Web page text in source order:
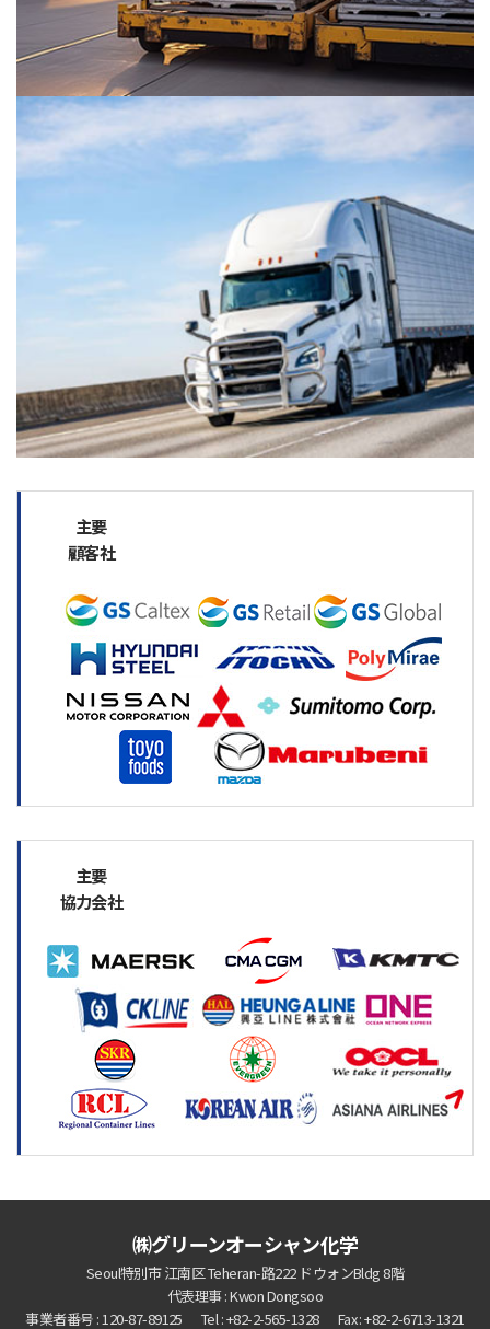
主要
顧客社
主要
協力会社
㈱グリーンオーシャン化学
Seoul特別市 江南区 Teheran-路222 ドウォンBldg 8階
代表理事 : Kwon Dongsoo
事業者番号 : 120-87-89125
Tel : +82-2-565-1328 Fax : +82-2-6713-1321